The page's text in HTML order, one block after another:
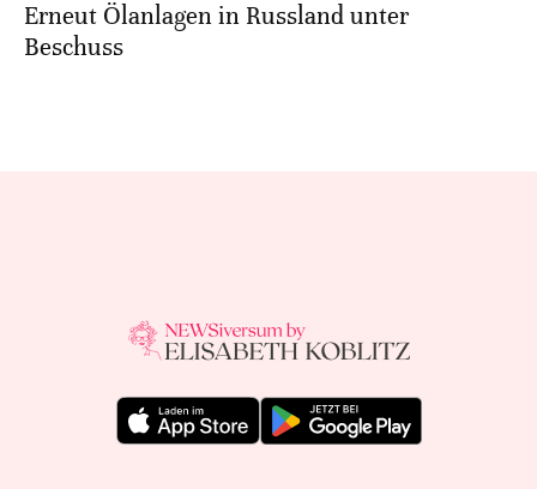
Erneut Ölanlagen in Russland unter
Beschuss